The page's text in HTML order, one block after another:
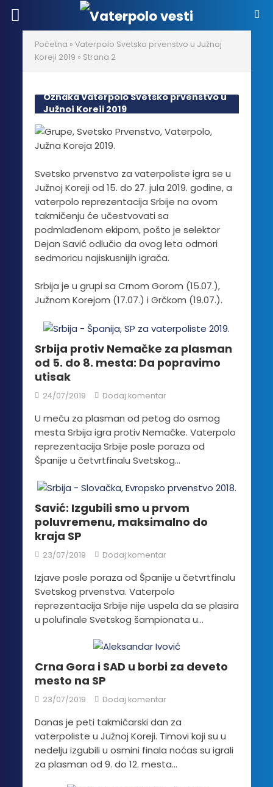
Početna » Vaterpolo Svetsko prvenstvo u Južnoj
Koreji 2019 » Strana 2
Oznaka Vaterpolo Svetsko prvenstvo u
Južnoj Koreji 2019
Svetsko prvenstvo za vaterpoliste igra se u
Južnoj Koreji od 15. do 27. jula 2019. godine, a
vaterpolo reprezentacija Srbije na ovom
takmičenju će učestvovati sa
podmlađenom ekipom, pošto je selektor
Dejan Savić odlučio da ovog leta odmori
sedmoricu najiskusnijih igrača.
Srbija je u grupi sa Crnom Gorom (15.07.),
Južnom Korejom (17.07.) i Grčkom (19.07.).
Srbija protiv Nemačke za plasman
od 5. do 8. mesta: Da popravimo
utisak
24/07/2019 Dodaj komentar
U meču za plasman od petog do osmog
mesta Srbija igra protiv Nemačke. Vaterpolo
reprezentacija Srbije posle poraza od
Španije u četvrtfinalu Svetskog...
Savić: Izgubili smo u prvom
poluvremenu, maksimalno do
kraja SP
23/07/2019 Dodaj komentar
Izjave posle poraza od Španije u četvrtfinalu
Svetskog prvenstva. Vaterpolo
reprezentacija Srbije nije uspela da se plasira
u polufinale Svetskog šampionata u...
Crna Gora i SAD u borbi za deveto
mesto na SP
23/07/2019 Dodaj komentar
Danas je peti takmičarski dan za
vaterpoliste u Južnoj Koreji. Timovi koji su u
nedelju izgubili u osmini finala noćas su igrali
za plasman od 9. do 12. mesta...